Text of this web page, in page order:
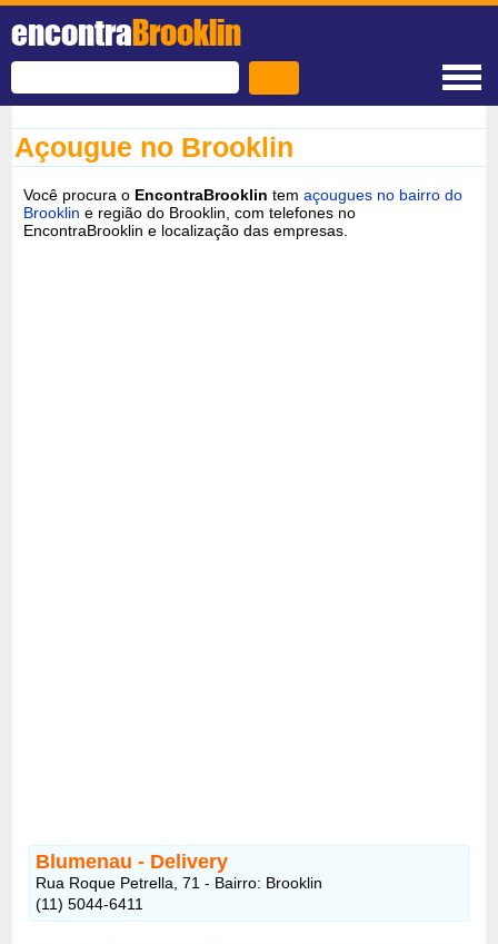
encontraBrooklin
Açougue no Brooklin
Você procura o EncontraBrooklin temaçougues no bairro do
Brooklin e região do Brooklin, com telefones no
EncontraBrooklin e localização das empresas.
Blumenau - Delivery
Rua Roque Petrella, 71 - Bairro: Brooklin
(11) 5044-6411